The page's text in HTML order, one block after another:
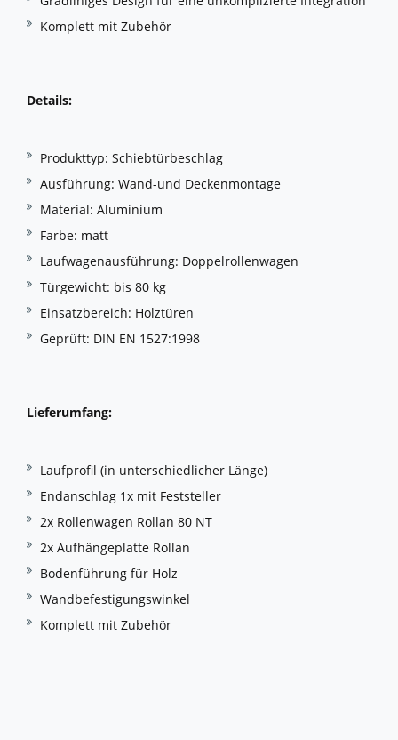
Komplett mit Zubehör
Details:
Produkttyp: Schiebtürbeschlag
Ausführung: Wand-und Deckenmontage
Material: Aluminium
Farbe: matt
Laufwagenausführung: Doppelrollenwagen
Türgewicht: bis 80 kg
Einsatzbereich: Holztüren
Geprüft: DIN EN 1527:1998
Lieferumfang:
Laufprofil (in unterschiedlicher Länge)
Endanschlag 1x mit Feststeller
2x Rollenwagen Rollan 80 NT
2x Aufhängeplatte Rollan
Bodenführung für Holz
Wandbefestigungswinkel
Komplett mit Zubehör